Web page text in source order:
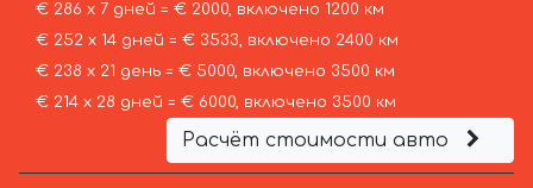
€ 286 х 7 дней = € 2000, включено 1200 км
€ 252 х 14 дней = € 3533, включено 2400 км
€ 238 х 21 день = € 5000, включено 3500 км
€ 214 х 28 дней = € 6000, включено 3500 км
Расчёт стоимости авто